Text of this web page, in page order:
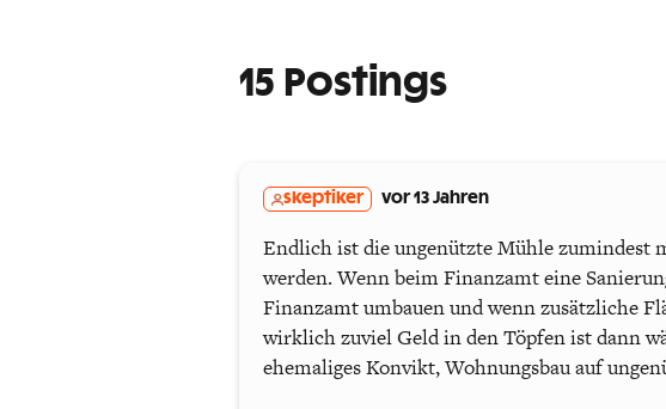
15 Postings
skeptiker vor 13 Jahren
Endlich ist die ungenützte Mühle zumindest
werden. Wenn beim Finanzamt eine
Finanzamt umbauen und wenn zusätzliche
wirklich zuviel Geld in den Töpfen ist dann
ehemaliges Konvikt, Wohnungsbau auf